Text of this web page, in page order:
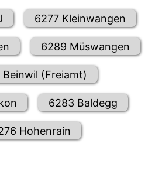
6277 Kleinwangen
6289 Müswangen
Beinwil (Freiamt)
6283 Baldegg
Hohenrain